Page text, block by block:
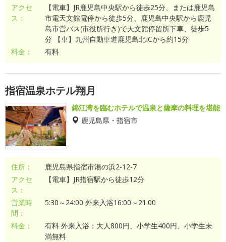
アクセ
ス：
【電車】JR鹿児島中央駅から徒歩25分、または鹿児島
市電天文館電停から徒歩5分、鹿児島中央駅から鹿児
島市営バス(市役所行き)で天文館停留所下車、徒歩5
分 【車】九州自動車道鹿児島北ICから約15分
料金：
有料
指宿温泉ホテル翔月
錦江湾を臨むホテルで温泉と薩摩の料理を堪能
鹿児島県・指宿市
住所：
鹿児島県指宿市湯の浜2-12-7
アクセ
ス：
【電車】JR指宿駅から徒歩12分
営業時
間：
5:30～24:00 外来入浴16:00～21:00
料金：
有料 外来入浴：大人800円、小学生400円、小学生未
満無料